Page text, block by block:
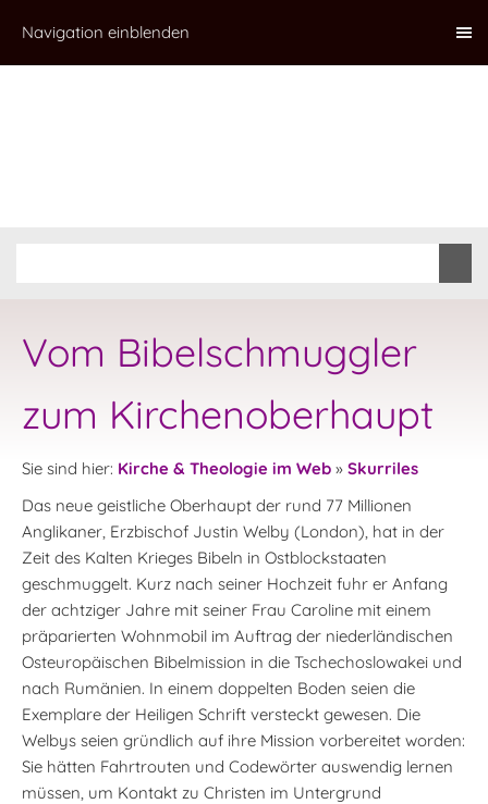
Navigation einblenden
Vom Bibelschmuggler
zum Kirchenoberhaupt
Sie sind hier: Kirche & Theologie im Web » Skurriles
Das neue geistliche Oberhaupt der rund 77 Millionen
Anglikaner, Erzbischof Justin Welby (London), hat in der
Zeit des Kalten Krieges Bibeln in Ostblockstaaten
geschmuggelt. Kurz nach seiner Hochzeit fuhr er Anfang
der achtziger Jahre mit seiner Frau Caroline mit einem
präparierten Wohnmobil im Auftrag der niederländischen
Osteuropäischen Bibelmission in die Tschechoslowakei und
nach Rumänien. In einem doppelten Boden seien die
Exemplare der Heiligen Schrift versteckt gewesen. Die
Welbys seien gründlich auf ihre Mission vorbereitet worden:
Sie hätten Fahrtrouten und Codewörter auswendig lernen
müssen, um Kontakt zu Christen im Untergrund